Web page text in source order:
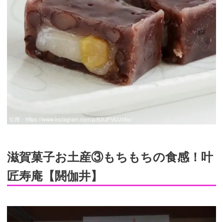
引用： https://www.instagram.com/p/B3UFVtJJVbs/
滋賀菓子お土産③もちもちの食感！叶
匠寿庵【閼伽井】